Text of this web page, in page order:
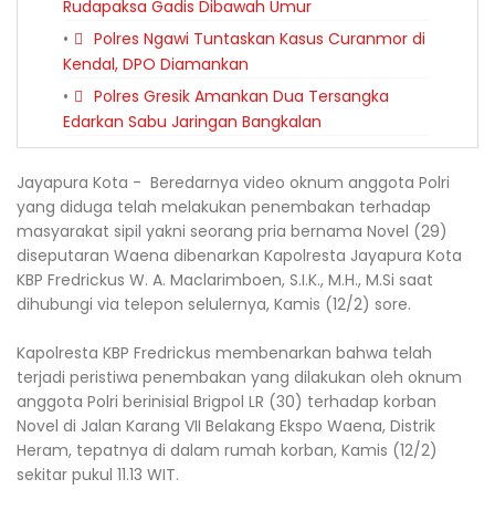
Rudapaksa Gadis Dibawah Umur
Polres Ngawi Tuntaskan Kasus Curanmor di
Kendal, DPO Diamankan
Polres Gresik Amankan Dua Tersangka
Edarkan Sabu Jaringan Bangkalan
Jayapura Kota - Beredarnya video oknum anggota Polri
yang diduga telah melakukan penembakan terhadap
masyarakat sipil yakni seorang pria bernama Novel (29)
diseputaran Waena dibenarkan Kapolresta Jayapura Kota
KBP Fredrickus W. A. Maclarimboen, S.I.K., M.H., M.Si saat
dihubungi via telepon selulernya, Kamis (12/2) sore.
‎Kapolresta KBP Fredrickus membenarkan bahwa telah
terjadi peristiwa penembakan yang dilakukan oleh oknum
anggota Polri berinisial Brigpol LR (30) terhadap korban
Novel di Jalan Karang VII Belakang Ekspo Waena, Distrik
Heram, tepatnya di dalam rumah korban, Kamis (12/2)
sekitar pukul 11.13 WIT.